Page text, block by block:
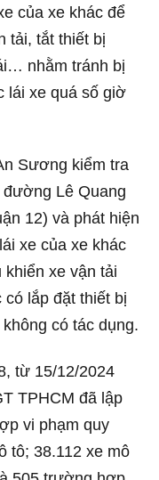
của xe khác để
tải, tắt thiết bị
nhằm tránh bị
lái xe quá số giờ
Sương kiểm tra
Lê Quang
12) và phát hiện
xe của xe khác
khiển xe vận tải
có lắp đặt thiết bị
có tác dụng.
từ 15/12/2024
TPHCM đã lập
vi phạm quy
tô; 38.112 xe mô